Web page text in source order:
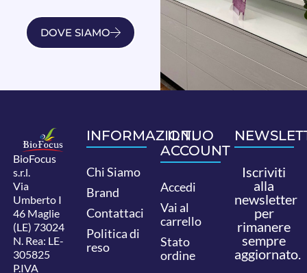
DOVE SIAMO
BioFocus
s.r.l.
Via
Umberto I
46 Maglie
(LE) 73024
N. Rea: LE-
305825
P.IVA
INFORMAZIONI
Chi Siamo
Brand
Contattaci
Politica di
reso
IL TUO
ACCOUNT
Accedi
Vai al
carrello
Stato
ordine
Iscriviti
alla
newsletter
per
rimanere
sempre
aggiornato.